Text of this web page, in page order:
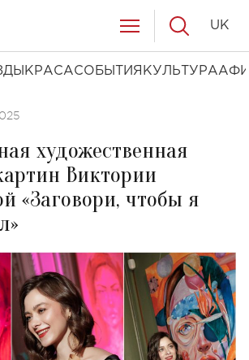
КРАСАСОБЫТИЯ КУЛЬТУРА
UK
художественная
Виктории
«Заговори, чтобы я